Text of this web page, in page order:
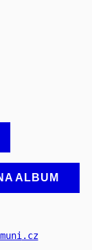
ALBUM
.cz